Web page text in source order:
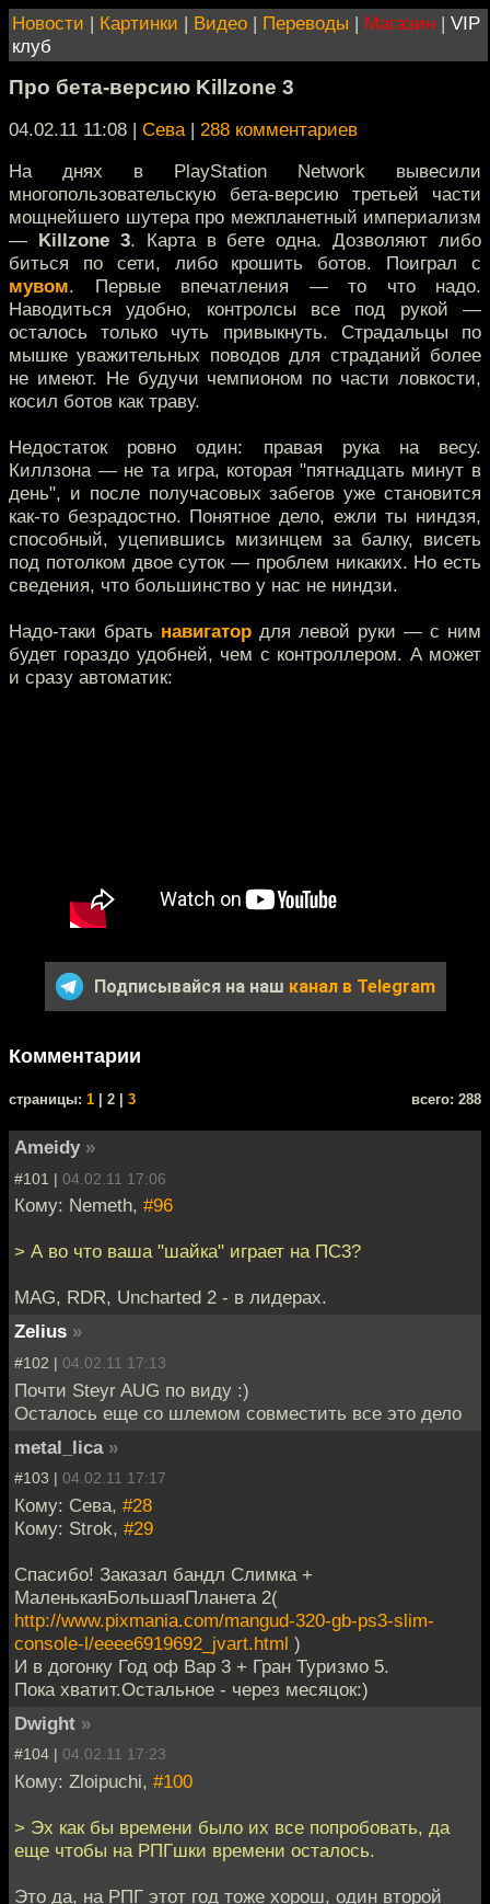
Новости | Картинки | Видео | Переводы | Магазин | VIP
клуб
Про бета-версию Killzone 3
04.02.11 11:08 | Сева| 288 комментариев
На днях в PlayStation Network вывесили
многопользовательскую бета-версию третьей части
мощнейшего шутера про межпланетный империализм
— Killzone 3. Карта в бете одна. Дозволяют либо
биться по сети, либо крошить ботов. Поиграл с
мувом. Первые впечатления — то что надо.
Наводиться удобно, контролсы все под рукой —
осталось только чуть привыкнуть. Страдальцы по
мышке уважительных поводов для страданий более
не имеют. Не будучи чемпионом по части ловкости,
косил ботов как траву.
Недостаток ровно один: правая рука на весу.
Киллзона — не та игра, которая "пятнадцать минут в
день", и после получасовых забегов уже становится
как-то безрадостно. Понятное дело, ежли ты ниндзя,
способный, уцепившись мизинцем за балку, висеть
под потолком двое суток — проблем никаких. Но есть
сведения, что большинство у нас не ниндзи.
Надо-таки брать навигатор для левой руки — с ним
будет гораздо удобней, чем с контроллером. А может
и сразу автоматик:
Подписывайся на наш канал в Telegram
Комментарии
cтраницы: 1 | 2 | 3 всего: 288
Ameidy »
#101 | 04.02.11 17:06
Кому: Nemeth, #96
> А во что ваша "шайка" играет на ПС3?
MAG, RDR, Uncharted 2 - в лидерах.
Zelius »
#102 | 04.02.11 17:13
Почти Steyr AUG по виду :)
Осталось еще со шлемом совместить все это дело
metal_lica »
#103 | 04.02.11 17:17
Кому: Сева, #28
Кому: Strok, #29
Спасибо! Заказал бандл Слимка +
МаленькаяБольшаяПланета 2(
http://www.pixmania.com/mangud-320-gb-ps3-slim-
console-l/eeee6919692_jvart.html )
И в догонку Год оф Вар 3 + Гран Туризмо 5.
Пока хватит.Остальное - через месяцок:)
Dwight »
#104 | 04.02.11 17:23
Кому: Zloipuchi, #100
> Эх как бы времени было их все попробовать, да
еще чтобы на РПГшки времени осталось.
Это да, на РПГ этот год тоже хорош, один второй